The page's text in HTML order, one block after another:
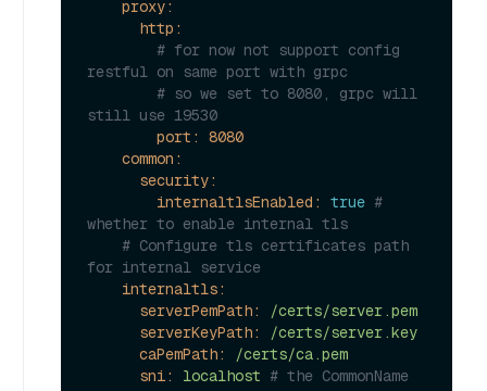
proxy:
http:
# for now not support config
restful on same port with grpc
# so we set to 8080, grpc will
still use 19530
port:
8080
common:
security:
internaltlsEnabled:
true #
whether to enable internal tls
# Configure tls certificates path
for internal service
internaltls:
serverPemPath:
/certs/server.pem
serverKeyPath:
/certs/server.key
caPemPath:
/certs/ca.pem
sni:
localhost # the CommonName